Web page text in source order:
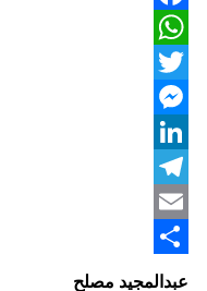
Facebook
WhatsApp
Twitter
Messenger
LinkedIn
Telegram
Email
Share
عبدالمجيد مصلح